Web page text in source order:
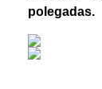
polegadas.